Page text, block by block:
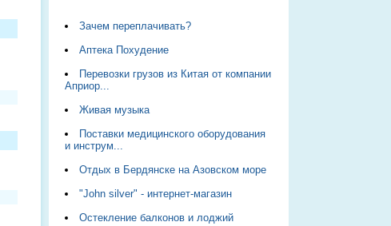
Зачем переплачивать?
Аптека Похудение
Перевозки грузов из Китая от компании
Априор...
Живая музыка
Поставки медицинского оборудования
и инструм...
Отдых в Бердянске на Азовском море
"John silver" - интернет-магазин
Остекление балконов и лоджий